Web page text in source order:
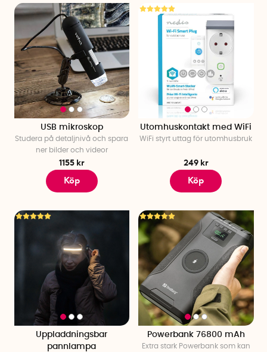
USB mikroskop
Studera på detaljnivå och spara
ner bilder och videor
1155 kr
Köp
Utomhuskontakt med WiFi
WiFi styrt uttag för utomhusbruk
249 kr
Köp
Uppladdningsbar
pannlampa
Powerbank 76800 mAh
Extra stark Powerbank som kan